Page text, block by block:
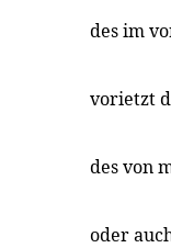
des im
vorietzt
des von
oder